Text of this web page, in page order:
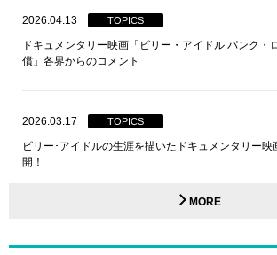
2026.04.13 TOPICS
ドキュメンタリー映画「ビリー・アイドル パンク・
償」各界からのコメント
2026.03.17 TOPICS
ビリー･アイドルの生涯を描いたドキュメンタリー
開！
MORE